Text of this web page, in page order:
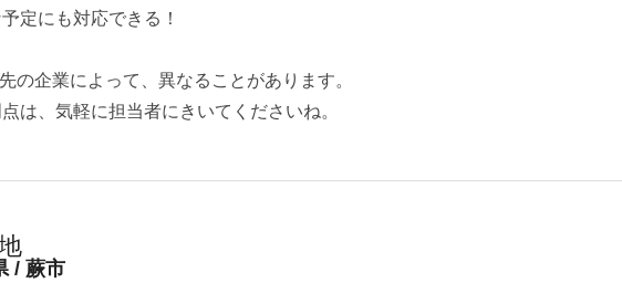
定にも対応できる！
の企業によって、異なることがあります。
は、気軽に担当者にきいてくださいね。
/ 蕨市